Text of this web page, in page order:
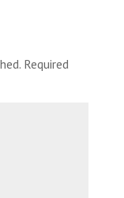
Required